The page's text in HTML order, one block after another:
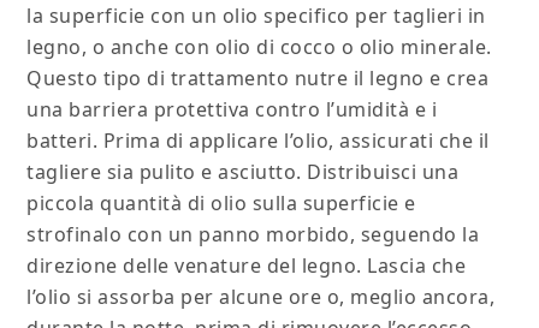
la superficie con un olio specifico per taglieri in
legno, o anche con olio di cocco o olio minerale.
Questo tipo di trattamento nutre il legno e crea
una barriera protettiva contro l’umidità e i
batteri. Prima di applicare l’olio, assicurati che il
tagliere sia pulito e asciutto. Distribuisci una
piccola quantità di olio sulla superficie e
strofinalo con un panno morbido, seguendo la
direzione delle venature del legno. Lascia che
l’olio si assorba per alcune ore o, meglio ancora,